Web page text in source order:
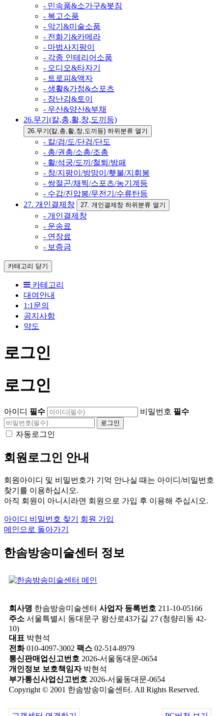
- 민속품&소가구&봇짐
- 복고소품
- 악기&미술소품
- 전화기&카메라
- 마법사지팡이
- 각종 인테리어소품
- 오디오&타자기
- 트로피&액자
- 생활&가정&스포츠
- 장난감&토이
- 우산&양산&부채
26.무기(칼,총,활,창,도끼등)
26.무기(칼,총,활,창,도끼등) 하위분류 열기
- 칼/검/도/단검/단도
- 총/권총/소총/조총
- 활/석궁/도끼/철퇴/방패
- 창/지팡이/방망이/횃불/지휘봉
- 쌍절곤/채찍/스포츠/농기계등
- 수갑/진압봉/무전기/수류탄등
27. 개인결제창
27. 개인결제창 하위분류 열기
- 개인결제창
- 운송료
- 연장료
- 보증금
카테고리 닫기
카테고리
대여안내
1:1문의
공지사항
약도
로그인
로그인
아이디 필수 비밀번호 필수
자동로그인
회원로그인 안내
회원아이디 및 비밀번호가 기억 안나실 때는 아이디/비밀번호
찾기를 이용하십시오.
아직 회원이 아니시라면 회원으로 가입 후 이용해 주십시오.
아이디 비밀번호 찾기
회원 가입
메인으로 돌아가기
한솜방송미술센터 정보
회사명 한솜방송미술센터 사업자 등록번호 211-10-05166
주소 서울특별시 동대문구 왕산로43가길 27 (청량리동 42-
10)
대표 박현석
전화010-4097-3002 팩스 02-514-8979
통신판매업신고번호 2026-서울동대문-0654
개인정보 보호책임자박현석
부가통신사업신고번호 2026-서울동대문-0654
Copyright © 2001 한솜방송미술센터. All Rights Reserved.